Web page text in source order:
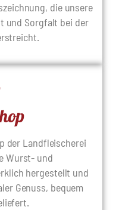
die unsere
und Sorgfalt bei der
der Landfleischerei
Wurst- und
hergestellt und
Genuss, bequem